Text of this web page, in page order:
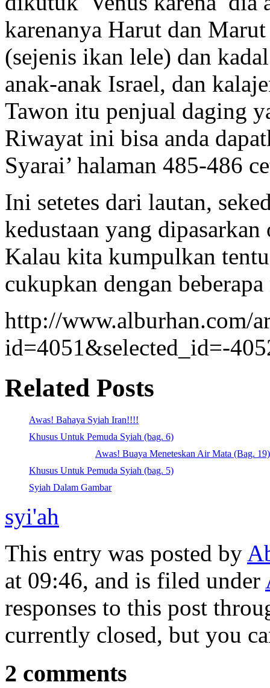
karenanya Harut dan
(sejenis ikan lele) dan
anak-anak Israel, dan
Tawon itu penjual daging
Riwayat ini bisa anda
Syarai’ halaman 485-486
Ini setetes dari lautan,
kedustaan yang
Kalau kita kumpulkan
cukupkan dengan
http://www.alburhan.com/
id=4051&selected_id=-
Related Posts
Awas! Bahaya Syiah Iran!!!!
Khusus Untuk Pemuda Syiah (bag. 6)
Awas! Buaya Meneteskan Air Mata (Bag. 19)
Khusus Untuk Pemuda Syiah (bag. 5)
Syiah Dalam Gambar
syi'ah
This entry was posted by
at 09:46, and is filed under
responses to this post
currently closed, but you
2 comments